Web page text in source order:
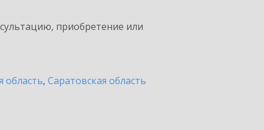
приобретение или
область, Саратовская область